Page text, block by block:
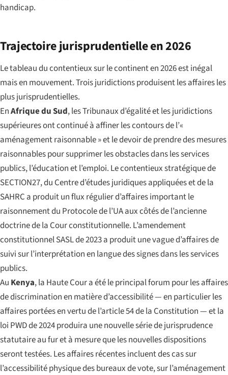
handicap.
Trajectoire jurisprudentielle en 2026
Le tableau du contentieux sur le continent en 2026 est inégal
mais en mouvement. Trois juridictions produisent les affaires les
plus jurisprudentielles.
EnAfrique du Sud, les Tribunaux d’égalité et les juridictions
supérieures ont continué à affiner les contours de l’«
aménagement raisonnable » et le devoir de prendre des mesures
raisonnables pour supprimer les obstacles dans les services
publics, l’éducation et l’emploi. Le contentieux stratégique de
SECTION27, du Centre d’études juridiques appliquées et de la
SAHRC a produit un flux régulier d’affaires important le
raisonnement du Protocole de l’UA aux côtés de l’ancienne
doctrine de la Cour constitutionnelle. L’amendement
constitutionnel SASL de 2023 a produit une vague d’affaires de
suivi sur l’interprétation en langue des signes dans les services
publics.
Au Kenya, la Haute Cour a été le principal forum pour les affaires
de discrimination en matière d’accessibilité — en particulier les
affaires portées en vertu de l’article 54 de la Constitution — et la
loi PWD de 2024 produira une nouvelle série de jurisprudence
statutaire au fur et à mesure que les nouvelles dispositions
seront testées. Les affaires récentes incluent des cas sur
l’accessibilité physique des bureaux de vote, sur l’aménagement